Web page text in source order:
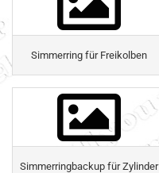
Simmerring für Freikolben
Simmerringbackup für Zylinder